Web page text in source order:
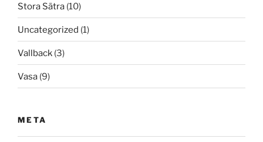
Stora Sätra (10)
Uncategorized (1)
Vallback (3)
Vasa (9)
META